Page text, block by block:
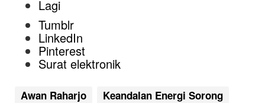
Lagi
Tumblr
LinkedIn
Pinterest
Surat elektronik
Awan Raharjo
Keandalan Energi Sorong